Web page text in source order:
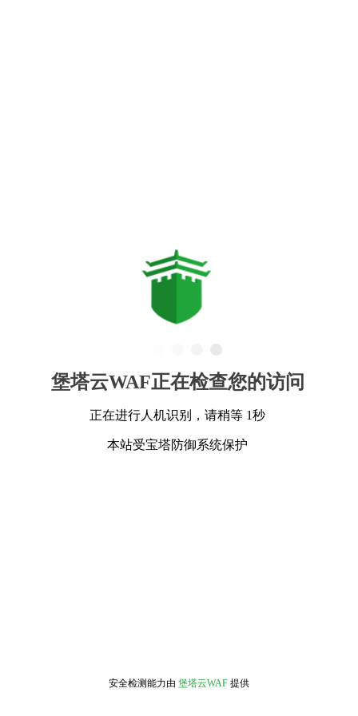
堡塔云WAF正在检查您的访问
正在进行人机识别，请稍等 1秒
本站受宝塔防御系统保护
安全检测能力由 堡塔云WAF 提供